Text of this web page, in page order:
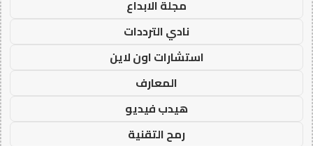
مجلة الابداع
نادي الترددات
استشارات اون لاين
المعارف
هيدب فيديو
رمح التقنية